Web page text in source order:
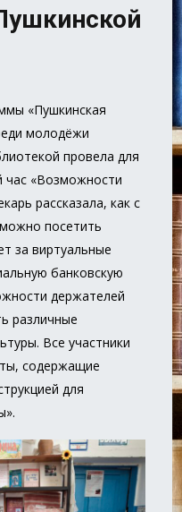
«Пушкинская
молодёжи
провела для
час «Возможности
рассказала, как с
посетить
за виртуальные
банковскую
держателей
различные
Все участники
содержащие
для